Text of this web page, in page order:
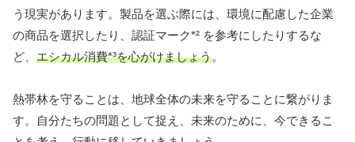
う現実があります。製品を選ぶ際には、環境に配慮した企業
の商品を選択したり、認証マーク*² を参考にしたりするな
ど、 エシカル消費*³を心がけましょう。
熱帯林を守ることは、地球全体の未来を守ることに繋がりま
す。自分たちの問題として捉え、未来のために、今できるこ